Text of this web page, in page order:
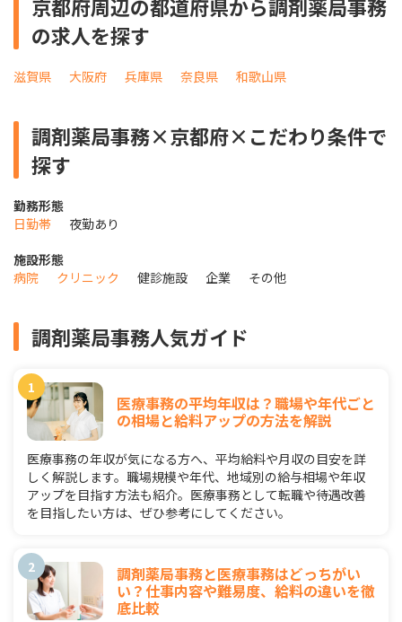
京都府周辺の都道府県から調剤薬局事務
の求人を探す
滋賀県 大阪府 兵庫県 奈良県 和歌山県
調剤薬局事務×京都府×こだわり条件で
探す
勤務形態
日勤帯
夜勤あり
施設形態
病院
クリニック 健診施設 企業 その他
調剤薬局事務人気ガイド
医療事務の平均年収は？職場や年代ごと
の相場と給料アップの方法を解説
医療事務の年収が気になる方へ、平均給料や月収の目安を詳
しく解説します。職場規模や年代、地域別の給与相場や年収
アップを目指す方法も紹介。医療事務として転職や待遇改善
を目指したい方は、ぜひ参考にしてください。
調剤薬局事務と医療事務はどっちがい
い？仕事内容や難易度、給料の違いを徹
底比較